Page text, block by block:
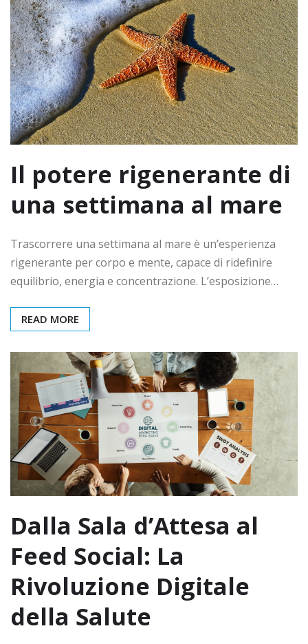
Il potere rigenerante di
una settimana al mare
Trascorrere una settimana al mare è un’esperienza
rigenerante per corpo e mente, capace di ridefinire
equilibrio, energia e concentrazione. L’esposizione…
READ MORE
Dalla Sala d’Attesa al
Feed Social: La
Rivoluzione Digitale
della Salute